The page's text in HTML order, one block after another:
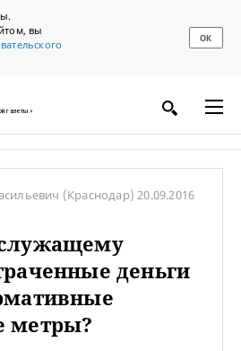
вы
ОК
газеты»
(Краснодар)20.09.2016
деньги
метры?